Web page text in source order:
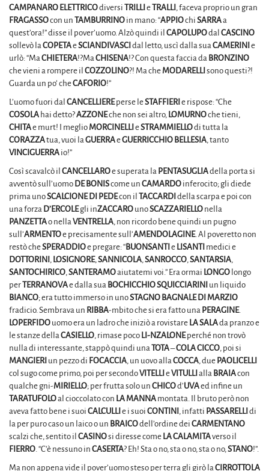
CAMPANARO ELETTRICOdiversi TRILLI eTRALLI, faceva proprio un gran
FRAGASSOcon un TAMBURRINO in mano: “APPIOchi SARRAa
quest’ora!” disse il pover’uomo. Alzò quindi il CAPOLUPOdal CASCINO
sollevò la COPETAeSCIANDIVASCI dal letto, uscì dalla sua CAMERINI e
urlò: “Ma CHIETERA!?Ma CHISENA!? Con questa faccia da BRONZINO
che vieni a rompere il COZZOLINO?! Ma che MODARELLI sono questi?!
Guarda un po’ cheCAFORIO!”
L’uomo fuori dal CANCELLIEREperse leSTAFFIERI e rispose: “Che
COSOLA hai detto?AZZONEche non sei altro, LOMURNOche tieni,
CHITAe murt! I meglio MORCINELLI eSTRAMMIELLOdi tutta la
CORAZZAtua, vuoi la GUERRAeGUERRICCHIO BELLESIA, tanto
VINCIGUERRA io!”
Così scavalcò il CANCELLAROe superata la PENTASUGLIAdella porta si
avventò sull’uomo DE BONIScome un CAMARDO inferocito; gli diede
prima unoSCALCIONE DI PEDEcon il TACCARDI della scarpa e poi con
una forza D’ERCOLEgli inZACCARO unoSCAZZARIELLO nella
PANZETTAo nella VENTRELLA, non ricordo bene quindi un pugno
sull’ARMENTOe precisamente sull’AMENDOLAGINE. Al poveretto non
restò cheSPERADDIOe pregare: “BUONSANTI e LISANTI medici e
DOTTORINI, LOSIGNORE, SANNICOLA, SANROCCO, SANTARSIA,
SANTOCHIRICO, SANTERAMOaiutatemi voi.” Era ormai LONGO longo
perTERRANOVAe dalla sua BOCHICCHIOSQUICCIARINI un liquido
BIANCO; era tutto immerso in unoSTAGNO BAGNALE DI MARZIO
fradicio. Sembrava un RIBBA-mbito che si era fatto una PERAGINE.
LOPERFIDO uomo era un ladro che iniziò a rovistare LA SALAda pranzo e
le stanze della CASIELLO, rimase poco LI-NZALONEperché non trovò
nulla di interessante, stappò quindi una TOTA–COLA CICCO, poi si
MANGIERI un pezzo di FOCACCIA, un uovo alla COCCA, due PAOLICELLI
col sugo come primo, poi per secondoVITELLI eVITULLI alla BRAIAcon
qualche gni-MIRIELLO; per frutta solo un CHICOd’UVAed infine un
TARATUFOLOal cioccolato con LA MANNA montata. Il bruto però non
aveva fatto bene i suoi CALCULLI e i suoi CONTINI, infatti PASSARELLI di
la per puro caso un laico o un BRAICOdell’ordine dei CARMENTANO
scalzi che, sentito il CASINOsi diresse come LA CALAMITAverso il
FIERRO . “C’è nessuno in CASERTA? Eh! Sta o no, sta o no, sta o no, STANO!”.
Ma non appena vide il pover’uomo steso per terra gli girò la CIRROTTOLA